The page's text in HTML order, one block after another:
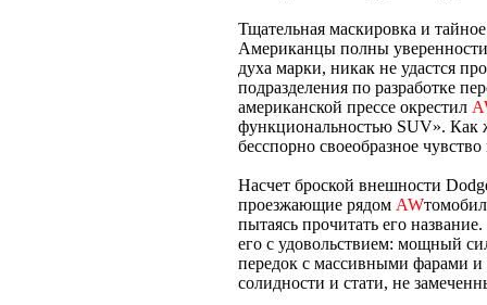
Тщательная маскировка и
Американцы полны
духа марки, никак не удастся
подразделения по разработке
американской прессе окрестил
функциональностью SUV». Как
бесспорно своеобразное
Насчет броской внешности
проезжающие рядом AW
пытаясь прочитать его
его с удовольствием: мощный
передок с массивными фарами и
солидности и стати, не